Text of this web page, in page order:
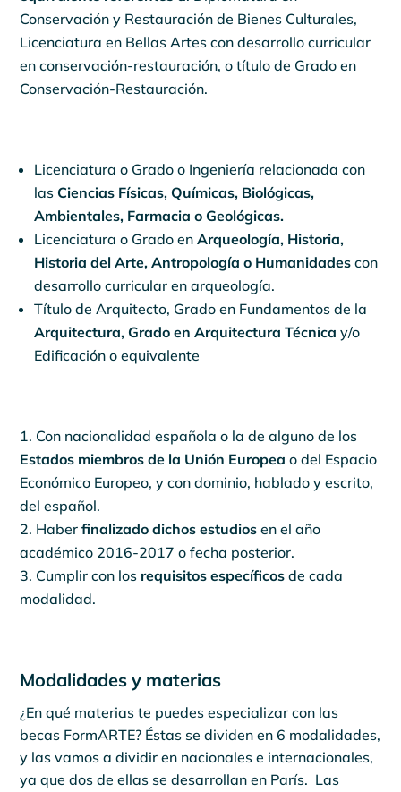
Conservación y Restauración de Bienes Culturales,
Licenciatura en Bellas Artes con desarrollo curricular
en conservación-restauración, o título de Grado en
Conservación-Restauración.
Licenciatura o Grado o Ingeniería relacionada con
lasCiencias Físicas, Químicas, Biológicas,
Ambientales, Farmacia o Geológicas.
Licenciatura o Grado enArqueología, Historia,
Historia del Arte, Antropología o Humanidades con
desarrollo curricular en arqueología.
Título de Arquitecto, Grado en Fundamentos de la
Arquitectura, Grado en Arquitectura Técnica y/o
Edificación o equivalente
Con nacionalidad española o la de alguno de los
Estados miembros de la Unión Europea o del Espacio
Económico Europeo, y con dominio, hablado y escrito,
del español.
Haber finalizado dichos estudios en el año
académico 2016-2017 o fecha posterior.
Cumplir con los requisitos específicos de cada
modalidad.
Modalidades y materias
¿En qué materias te puedes especializar con las
becas FormARTE? Éstas se dividen en 6 modalidades,
y las vamos a dividir en nacionales e internacionales,
ya que dos de ellas se desarrollan en París. Las